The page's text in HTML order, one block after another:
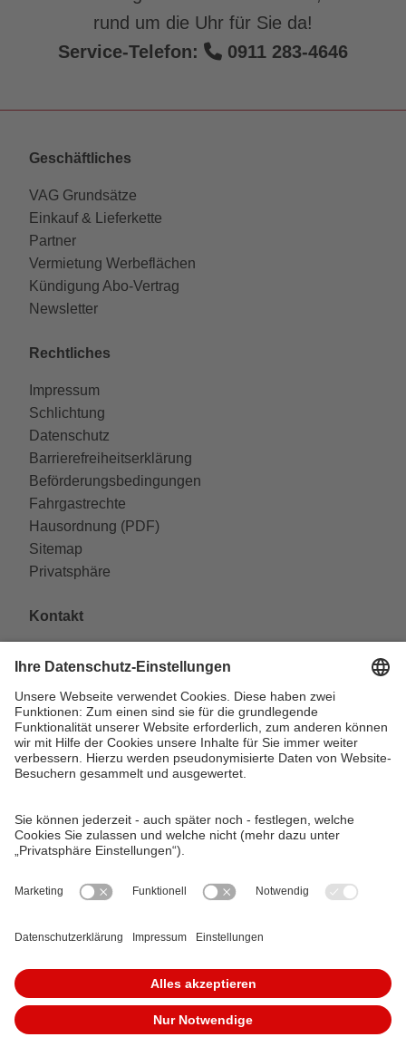
rund um die Uhr für Sie da!
Service-Telefon:
0911 283-4646
Geschäftliches
VAG Grundsätze
Einkauf & Lieferkette
Partner
Vermietung Werbeflächen
Kündigung Abo-Vertrag
Newsletter
Rechtliches
Impressum
Schlichtung
Datenschutz
Barrierefreiheitserklärung
Beförderungsbedingungen
Fahrgastrechte
Hausordnung (PDF)
Sitemap
Privatsphäre
Kontakt
Südliche Fürther Straße 5
90429 Nürnberg
Telefon: 0911 283-4646
Kontaktformulare
FAQ
KundenCenter
www.nuernbergmobil.de
© 2026 VAG Verkehrs-Aktiengesellschaft